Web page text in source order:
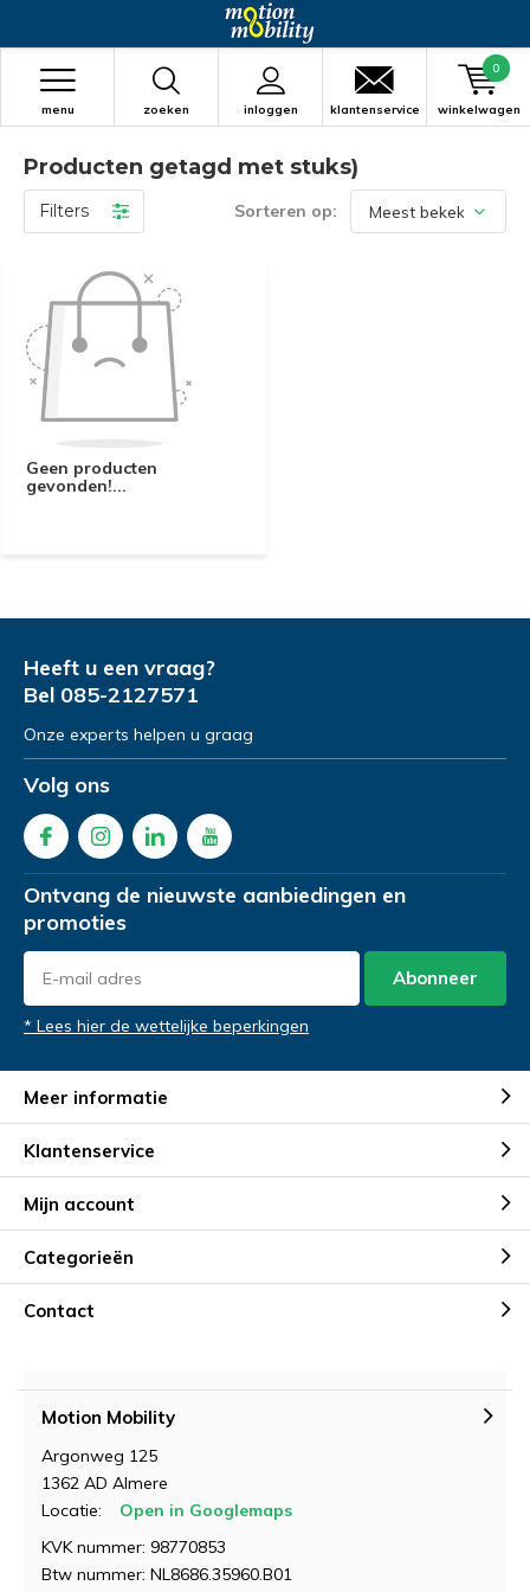
zoeken inloggen
menu klantenservice winkelwagen
0
Producten getagd met stuks)
Filters Sorteren op:
Geen producten
gevonden!...
Heeft u een vraag?
Bel 085-2127571
Onze experts helpen u graag
Volg ons
Ontvang de nieuwste aanbiedingen en
promoties
Abonneer
* Lees hier de wettelijke beperkingen
Meer informatie
Klantenservice
Mijn account
Categorieën
Contact
Motion Mobility
Argonweg 125
1362 AD Almere
Locatie:
Open in Googlemaps
KVK nummer: 98770853
Btw nummer: NL8686.35960.B01